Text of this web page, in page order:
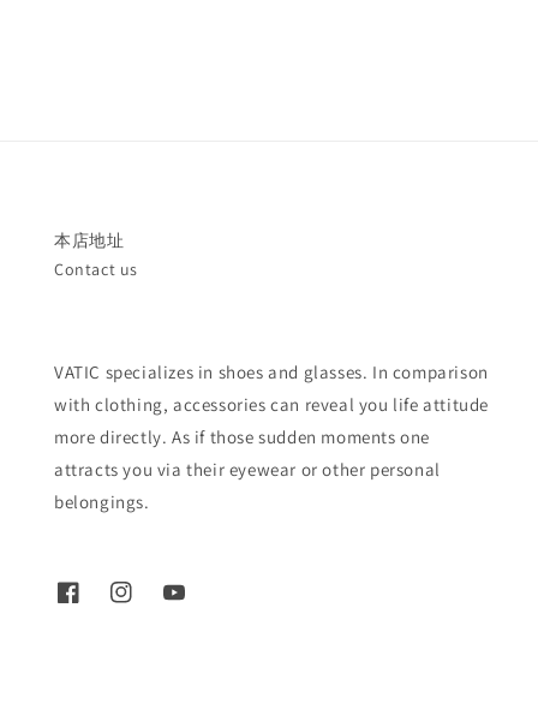
本店地址
Contact us
VATIC specializes in shoes and glasses. In comparison
with clothing, accessories can reveal you life attitude
more directly. As if those sudden moments one
attracts you via their eyewear or other personal
belongings.